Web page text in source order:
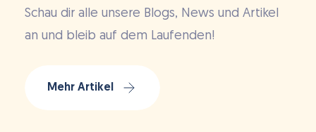
Schau dir alle unsere Blogs, News und Artikel
an und bleib auf dem Laufenden!
Mehr Artikel